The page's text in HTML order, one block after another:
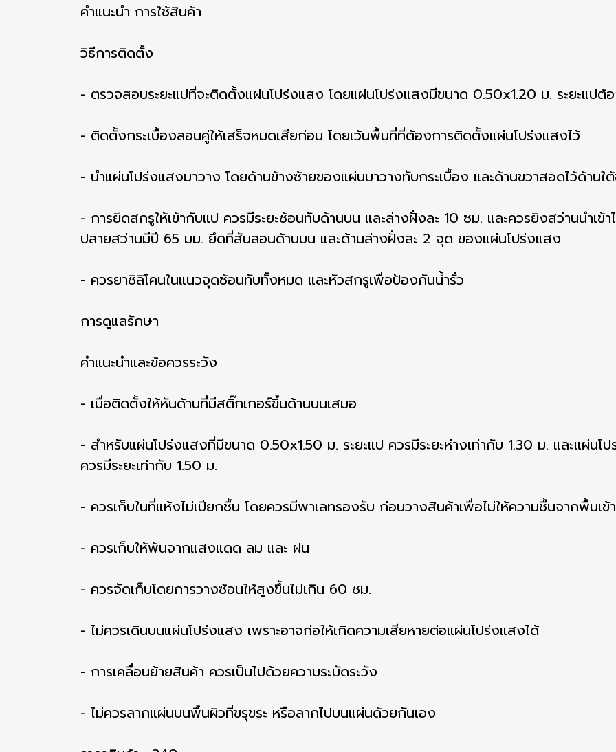
คำแนะนำ การใช้สินค้า
วิธีการติดตั้ง
- ตรวจสอบระยะแปที่จะติดตั้งแผ่นโปร่งแสง โดยแผ่นโปร่งแสงมีขนาด 0.50x1.20 ม. ระยะแปต้
- ติดตั้งกระเบื้องลอนคู่ให้เสร็จหมดเสียก่อน โดยเว้นพื้นที่ที่ต้องการติดตั้งแผ่นโปร่งแสงไว้
- นำแผ่นโปร่งแสงมาวาง โดยด้านข้างซ้ายของแผ่นมาวางทับกระเบื้อง และด้านขวาสอดไว้ด้านใ
- การยึดสกรูให้เข้ากับแป ควรมีระยะซ้อนทับด้านบน และล่างฝั่งละ 10 ซม. และควรยิงสว่านนำเข้
ปลายสว่านมีปี 65 มม. ยึดที่สันลอนด้านบน และด้านล่างฝั่งละ 2 จุด ของแผ่นโปร่งแสง
- ควรยาซิลิโคนในแนวจุดซ้อนทับทั้งหมด และหัวสกรูเพื่อป้องกันน้ำรั่ว
การดูแลรักษา
คำแนะนำและข้อควรระวัง
- เมื่อติดตั้งให้หันด้านที่มีสติ๊กเกอร์ขึ้นด้านบนเสมอ
- สำหรับแผ่นโปร่งแสงที่มีขนาด 0.50x1.50 ม. ระยะแป ควรมีระยะห่างเท่ากับ 1.30 ม. และแผ่น
ควรมีระยะเท่ากับ 1.50 ม.
- ควรเก็บในที่แห้งไม่เปียกชื้น โดยควรมีพาเลทรองรับ ก่อนวางสินค้าเพื่อไม่ให้ความชื้นจากพื้นเ
- ควรเก็บให้พ้นจากแสงแดด ลม และ ฝน
- ควรจัดเก็บโดยการวางซ้อนให้สูงขึ้นไม่เกิน 60 ซม.
- ไม่ควรเดินบนแผ่นโปร่งแสง เพราะอาจก่อให้เกิดความเสียหายต่อแผ่นโปร่งแสงได้
- การเคลื่อนย้ายสินค้า ควรเป็นไปด้วยความระมัดระวัง
- ไม่ควรลากแผ่นบนพื้นผิวที่ขรุขระ หรือลากไปบนแผ่นด้วยกันเอง